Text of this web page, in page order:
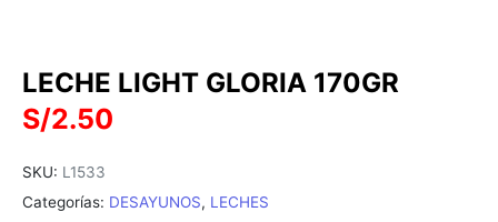
LECHE LIGHT GLORIA 170GR
S/2.50
SKU: L1533
Categorías: DESAYUNOS, LECHES